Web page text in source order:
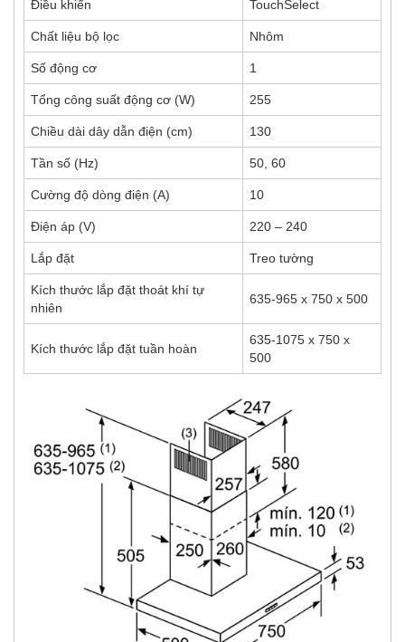
Điều khiển TouchSelect
Chất liệu bộ lọc Nhôm
Số động cơ 1
Tổng công suất động cơ (W) 255
Chiều dài dây dẫn điện (cm) 130
Tần số (Hz) 50, 60
Cường độ dòng điện (A) 10
Điện áp (V) 220 – 240
Lắp đặt Treo tường
Kích thước lắp đặt thoát khí tự
nhiên
635-965 x 750 x 500
Kích thước lắp đặt tuần hoàn
635-1075 x 750 x
500